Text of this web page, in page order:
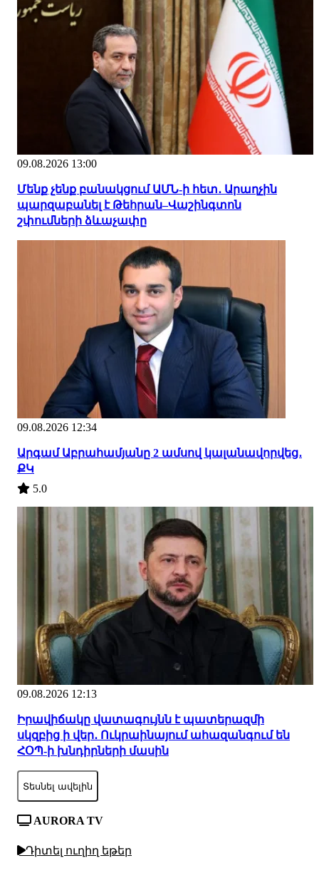
09.08.2026 13:00
Մենք չենք բանակցում ԱՄՆ-ի հետ․ Արաղչին
պարզաբանել է Թեհրան–Վաշինգտոն
շփումների ձևաչափը
09.08.2026 12:34
Արգամ Աբրահամյանը 2 ամսով կալանավորվեց․
ՔԿ
5.0
09.08.2026 12:13
Իրավիճակը վատագույնն է պատերազմի
սկզբից ի վեր․ Ուկրաինայում ահազանգում են
ՀՕՊ-ի խնդիրների մասին
Տեսնել ավելին
AURORA TV
Դիտել ուղիղ եթեր